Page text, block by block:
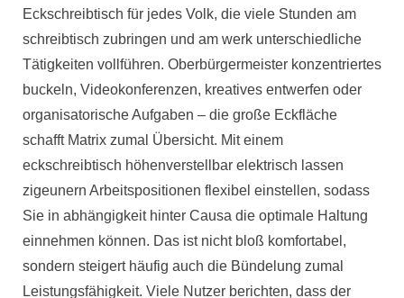
Eckschreibtisch für jedes Volk, die viele Stunden am
schreibtisch zubringen und am werk unterschiedliche
Tätigkeiten vollführen. Oberbürgermeister konzentriertes
buckeln, Videokonferenzen, kreatives entwerfen oder
organisatorische Aufgaben – die große Eckfläche
schafft Matrix zumal Übersicht. Mit einem
eckschreibtisch höhenverstellbar elektrisch lassen
zigeunern Arbeitspositionen flexibel einstellen, sodass
Sie in abhängigkeit hinter Causa die optimale Haltung
einnehmen können. Das ist nicht bloß komfortabel,
sondern steigert häufig auch die Bündelung zumal
Leistungsfähigkeit. Viele Nutzer berichten, dass der